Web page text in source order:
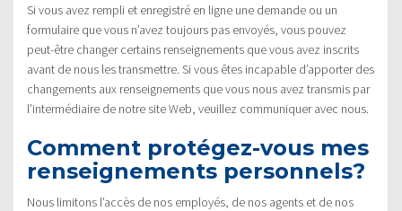
Si vous avez rempli et enregistré en ligne une demande ou un
formulaire que vous n’avez toujours pas envoyés, vous pouvez
peut-être changer certains renseignements que vous avez inscrits
avant de nous les transmettre. Si vous êtes incapable d’apporter des
changements aux renseignements que vous nous avez transmis par
l’intermédiaire de notre site Web, veuillez communiquer avec nous.
Comment protégez-vous mes
renseignements personnels?
Nous limitons l’accès de nos employés, de nos agents et de nos